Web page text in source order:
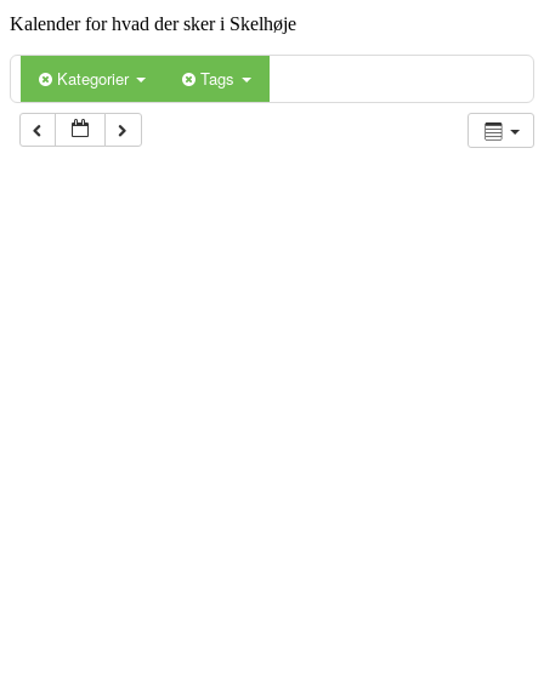
Kalender for hvad der sker i Skelhøje
Kategorier Tags